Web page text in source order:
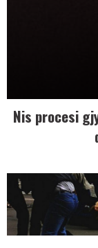
Nis procesi